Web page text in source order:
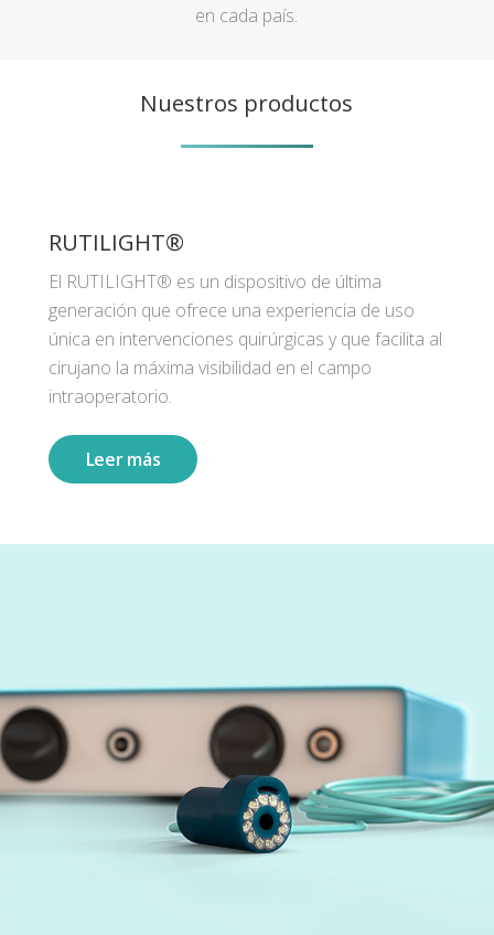
en cada país.
Nuestros productos
RUTILIGHT®
El RUTILIGHT® es un dispositivo de última
generación que ofrece una experiencia de uso
única en intervenciones quirúrgicas y que facilita al
cirujano la máxima visibilidad en el campo
intraoperatorio.
Leer más